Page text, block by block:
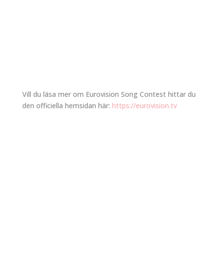
Vill du läsa mer om Eurovision Song Contest hittar du
den officiella hemsidan här: https://eurovision.tv